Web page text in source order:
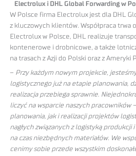
Electrolux i DHL Global Forwarding w
W Polsce firma Electrolux jest dla DHL
z kluczowych klientów. Współpraca trwa
Electrolux w Polsce, DHL realizuje
kontenerowe i drobnicowe, a także
na trasach z Azji do Polski oraz z Ameryki
– Przy każdym nowym projekcie,
logistycznego już na etapie planowania,
realizacja przebiega sprawnie.
liczyć na wsparcie naszych pracowników
planowania, jak i realizacji projektów
nagłych związanych z logistyką produkcji
na czas niezbędnych materiałów. We
cenimy sobie przede wszystkim